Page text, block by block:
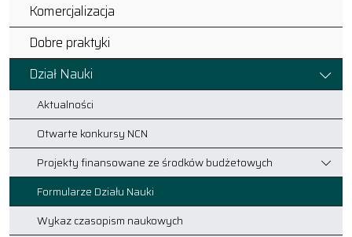
Komercjalizacja
Dobre praktyki
Dział Nauki
Aktualności
Otwarte konkursy NCN
Projekty finansowane ze środków budżetowych
Formularze Działu Nauki
Wykaz czasopism naukowych